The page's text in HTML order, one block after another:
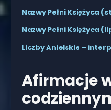
Nazwy Pełni Księżyca
Nazwy Pełni Księżyca
Liczby Anielskie –
Afirmacje